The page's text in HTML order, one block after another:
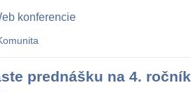
konferencie
prednášku na 4. ročník